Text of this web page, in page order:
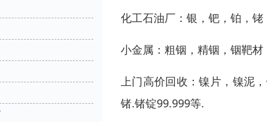
化工石油厂：银，钯，铂，铑
小金属：粗铟，精铟，铟靶材
上门高价回收：镍片，镍泥
锗.锗锭99.999等.